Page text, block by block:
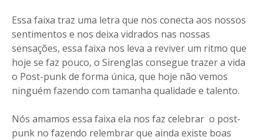
Essa faixa traz uma letra que nos conecta aos nossos
sentimentos e nos deixa vidrados nas nossas
sensações, essa faixa nos leva a reviver um ritmo que
hoje se faz pouco, o Sirenglas consegue trazer a vida
o Post-punk de forma única, que hoje não vemos
ninguém fazendo com tamanha qualidade e talento.
Nós amamos essa faixa ela nos faz celebrar o post-
punk no fazendo relembrar que ainda existe boas